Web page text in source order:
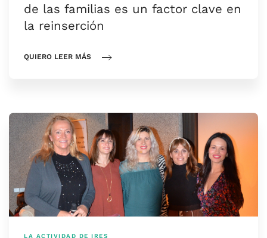
de las familias es un factor clave en
la reinserción
QUIERO LEER MÁS
LA ACTIVIDAD DE IRES